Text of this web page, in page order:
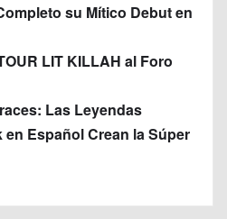
su Mítico Debut en
LIT KILLAH al Foro
Las Leyendas
Español Crean la Súper